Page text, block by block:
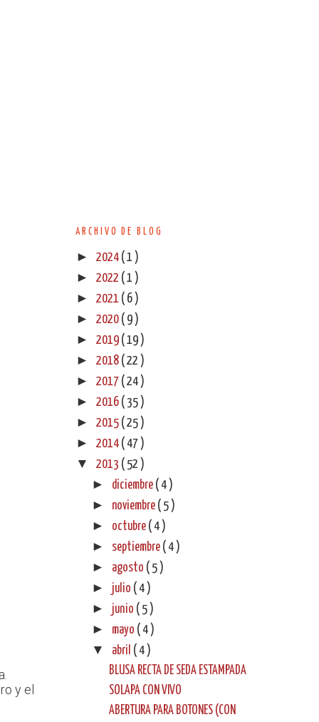
y el
ARCHIVO DE BLOG
► 2024 ( 1 )
► 2022 ( 1 )
► 2021 ( 6 )
► 2020 ( 9 )
► 2019 ( 19 )
► 2018 ( 22 )
► 2017 ( 24 )
► 2016 ( 35 )
► 2015 ( 25 )
► 2014 ( 47 )
▼ 2013 ( 52 )
► diciembre ( 4 )
► noviembre ( 5 )
► octubre ( 4 )
► septiembre ( 4 )
► agosto ( 5 )
► julio ( 4 )
► junio ( 5 )
► mayo ( 4 )
▼ abril ( 4 )
BLUSA RECTA DE SEDA ESTAMPADA
SOLAPA CON VIVO
ABERTURA PARA BOTONES (CON